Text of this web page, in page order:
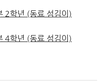
2학년 (동료 섬김이)
4학년 (동료 섬김이)